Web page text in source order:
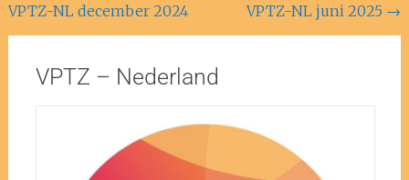
VPTZ-NL december 2024
VPTZ-NL juni 2025 →
VPTZ – Nederland